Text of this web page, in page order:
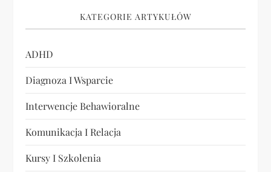
KATEGORIE ARTYKUŁÓW
ADHD
Diagnoza I Wsparcie
Interwencje Behawioralne
Komunikacja I Relacja
Kursy I Szkolenia